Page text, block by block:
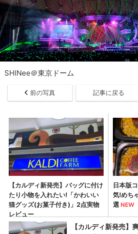
SHINee＠東京ドーム
前の写真 記事に戻る